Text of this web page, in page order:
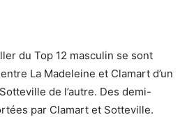
du Top 12 masculin se sont
La Madeleine et Clamart d’un
de l’autre. Des demi-
par Clamart et Sotteville.